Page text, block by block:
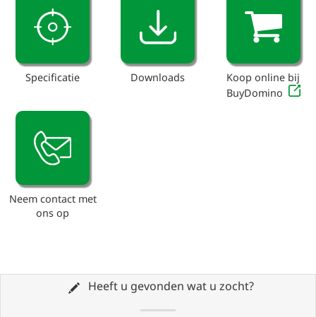
Specificatie Downloads
Koop online bij
BuyDomino
Neem contact met
ons op
Heeft u gevonden wat u zocht?